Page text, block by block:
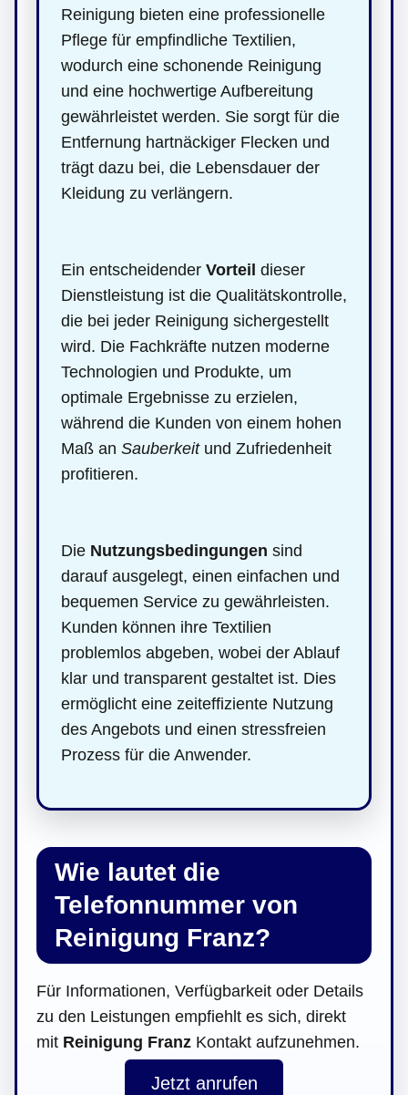
Reinigung bieten eine professionelle
Pflege für empfindliche Textilien,
wodurch eine schonende Reinigung
und eine hochwertige Aufbereitung
gewährleistet werden. Sie sorgt für die
Entfernung hartnäckiger Flecken und
trägt dazu bei, die Lebensdauer der
Kleidung zu verlängern.
Ein entscheidender Vorteil dieser
Dienstleistung ist die Qualitätskontrolle,
die bei jeder Reinigung sichergestellt
wird. Die Fachkräfte nutzen moderne
Technologien und Produkte, um
optimale Ergebnisse zu erzielen,
während die Kunden von einem hohen
Maß an Sauberkeitund Zufriedenheit
profitieren.
Die Nutzungsbedingungen sind
darauf ausgelegt, einen einfachen und
bequemen Service zu gewährleisten.
Kunden können ihre Textilien
problemlos abgeben, wobei der Ablauf
klar und transparent gestaltet ist. Dies
ermöglicht eine zeiteffiziente Nutzung
des Angebots und einen stressfreien
Prozess für die Anwender.
Wie lautet die
Telefonnummer von
Reinigung Franz?
Für Informationen, Verfügbarkeit oder Details
zu den Leistungen empfiehlt es sich, direkt
mit Reinigung Franz Kontakt aufzunehmen.
Jetzt anrufen